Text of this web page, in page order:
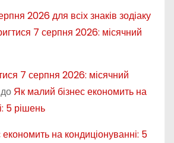
2026 для всіх знаків зодіаку
7 серпня 2026: місячний
7 серпня 2026: місячний
до Як малий бізнес економить на
5 рішень
на кондиціонуванні: 5